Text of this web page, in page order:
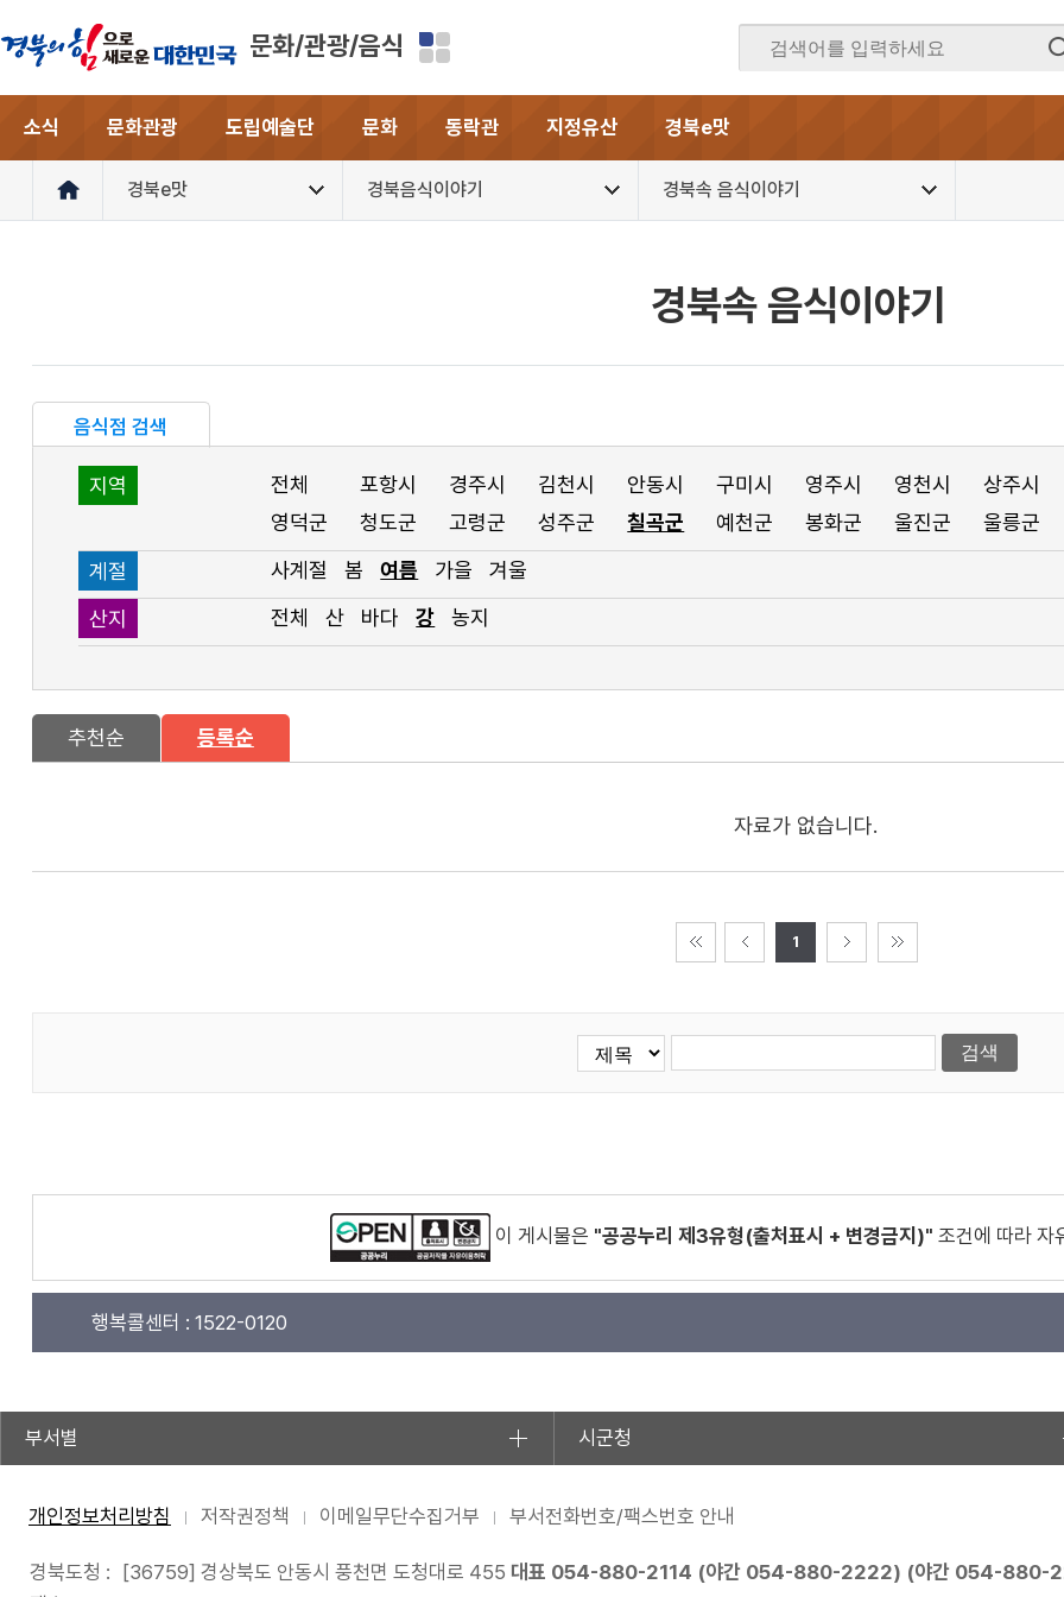
문화/관광/음식
소식 문화관광 도립예술단 문화 동락관 지정유산 경북e맛
경북e맛 경북음식이야기 경북속 음식이야기
경북속 음식이야기
음식점 검색
지역 전체 포항시 경주시 김천시 안동시 구미시 영주시 영천시 상주시
영덕군
청도군 고령군 성주군 칠곡군 예천군 봉화군 울진군
울릉군
계절
사계절 봄 여름 가을
겨울
산지
전체 산 바다 강 농지
추천순 등록순
자료가 없습니다.
1
이 게시물은 "공공누리 제3유형(출처표시 + 변경금지)" 조건에 따라 자
행복콜센터 : 1522-0120
부서별 시군청
개인정보처리방침 저작권정책 이메일무단수집거부 부서전화번호/팩스번호 안내
경북도청 : [36759] 경상북도 안동시 풍천면 도청대로 455 대표 054-880-2114 (야간 054-880-2222) (야간 054-880-